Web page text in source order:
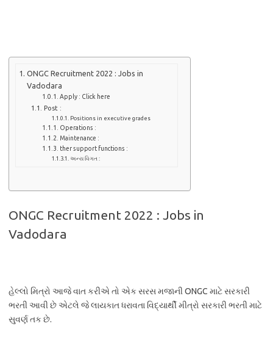
ONGC Recruitment 2022 : Jobs in
Vadodara
Apply : Click here
Post :
Positions in executive grades
Operations :
Maintenance :
ther support functions :
અન્ય વિગત :
ONGC Recruitment 2022 : Jobs in
Vadodara
હેલ્લો મિત્રો આજે વાત કરીએ તો એક સરસ મજાની ONGC માટે સરકારી
ભરતી આવી છે એટલે જે લાયકાત ધરાવતા વિદ્યાર્થી મીત્રો સરકારી ભરતી માટે
સુવર્ણ તક છે.